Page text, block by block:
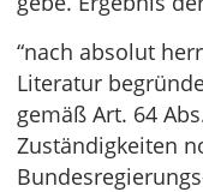
“nach absolut
Literatur
gemäß Art. 64
Zuständigkeiten